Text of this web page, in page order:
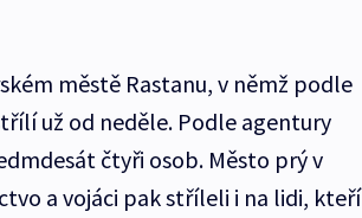
městě Rastanu, v němž podle
už od neděle. Podle agentury
čtyři osob. Město prý v
a vojáci pak stříleli i na lidi, kteří